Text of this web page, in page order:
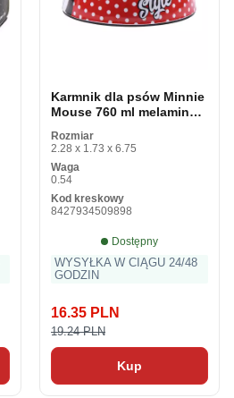
Karmnik dla psów Minnie
Mouse 760 ml melaminy
Rozmiar
2.28 x 1.73 x 6.75
Waga
0.54
Kod kreskowy
8427934509898
Dostępny
WYSYŁKA W CIĄGU 24/48
GODZIN
16.35 PLN
19.24 PLN
Kup